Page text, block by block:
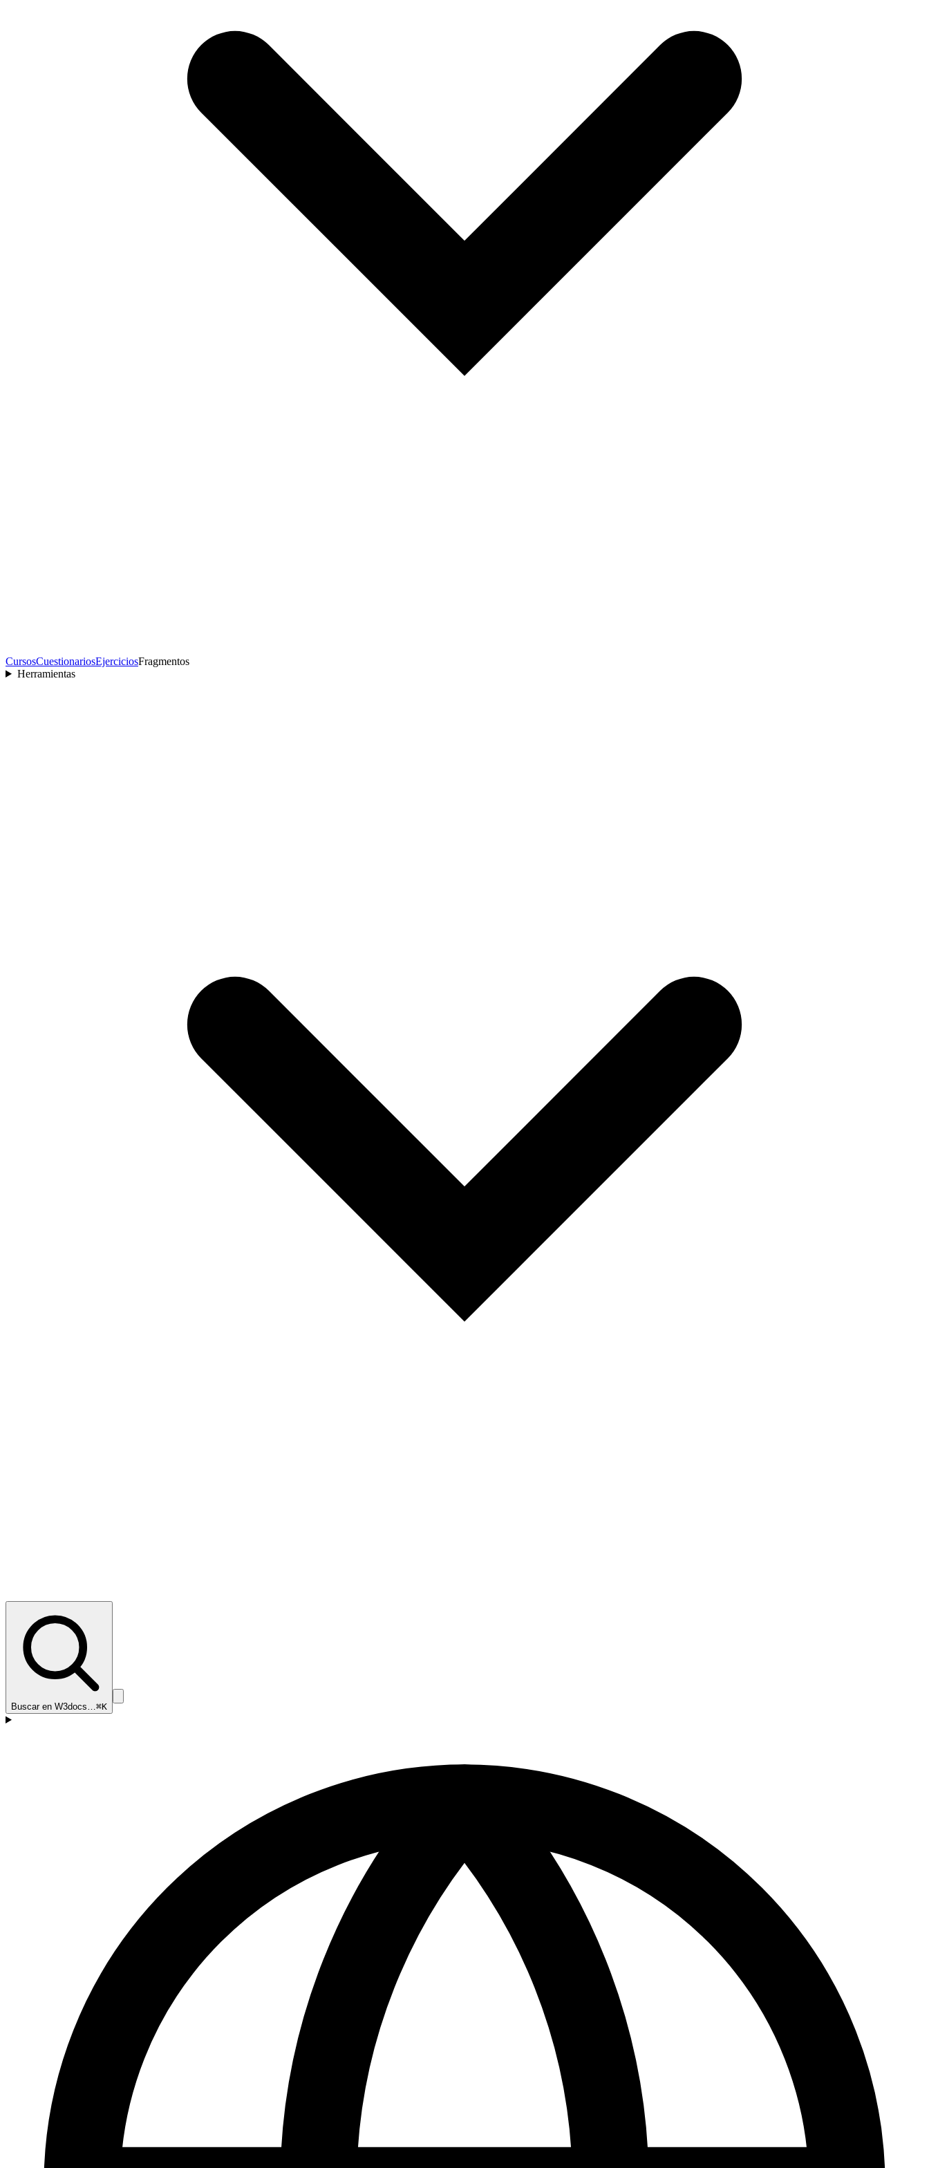
CursosCuestionariosEjerciciosFragmentos
Herramientas
Buscar en W3docs…⌘K